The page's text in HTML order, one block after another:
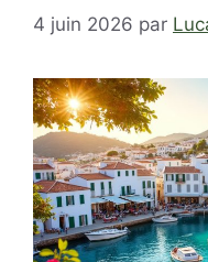
4 juin 2026 par